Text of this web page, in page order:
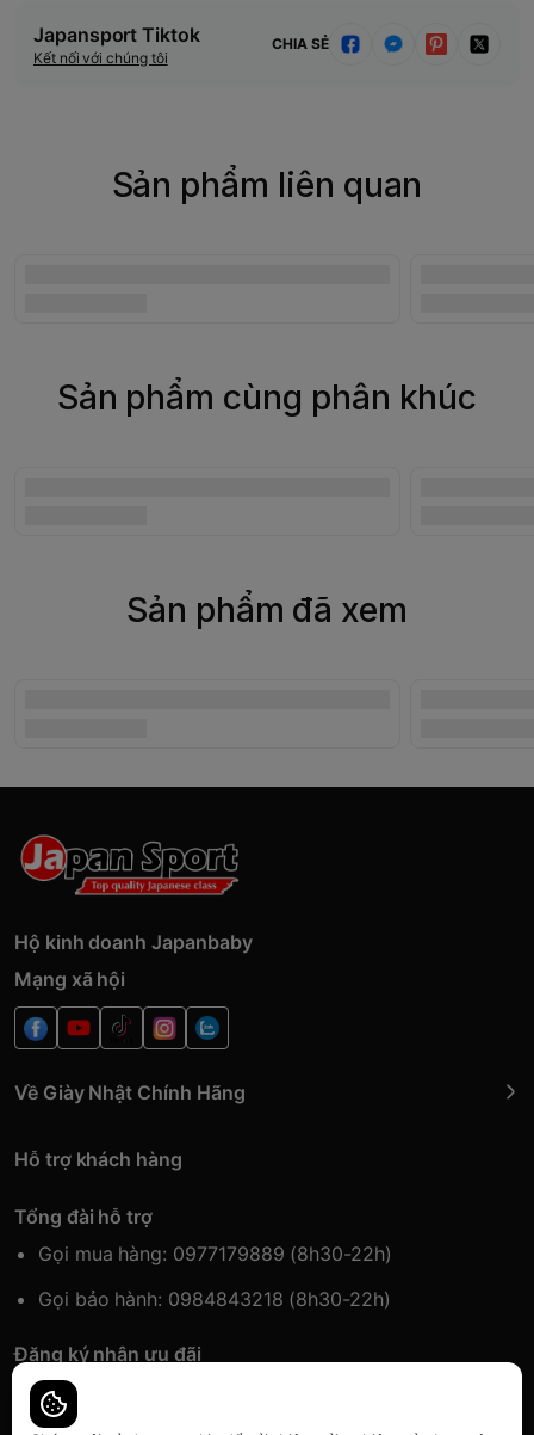
Japansport Tiktok
Kết nối với chúng tôi
CHIA SẺ
Sản phẩm liên quan
Sản phẩm cùng phân khúc
Sản phẩm đã xem
Hộ kinh doanh Japanbaby
Mạng xã hội
Về Giày Nhật Chính Hãng
Hỗ trợ khách hàng
Tổng đài hỗ trợ
Gọi mua hàng: 0977179889 (8h30-22h)
Gọi bảo hành: 0984843218 (8h30-22h)
Đăng ký nhận ưu đãi
Đăng kí để nhận thông tin ưu đãi sớm nhất.